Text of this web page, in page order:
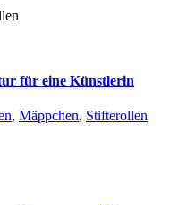
für eine Künstlerin
, Mäppchen, Stifterollen